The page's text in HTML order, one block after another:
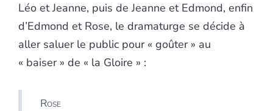
Léo et Jeanne, puis de Jeanne et Edmond, enfin
d’Edmond et Rose, le dramaturge se décide à
aller saluer le public pour « goûter » au
« baiser » de « la Gloire » :
Rose